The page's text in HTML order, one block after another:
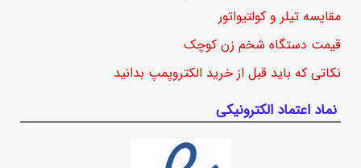
مقایسه تیلر و کولتیواتور
قیمت دستگاه شخم زن کوچک
نکاتی که باید قبل از خرید الکتروپمپ بدانید
نماد اعتماد الکترونیکی